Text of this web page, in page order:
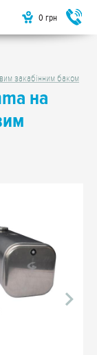
0 грн
закабінним баком
на